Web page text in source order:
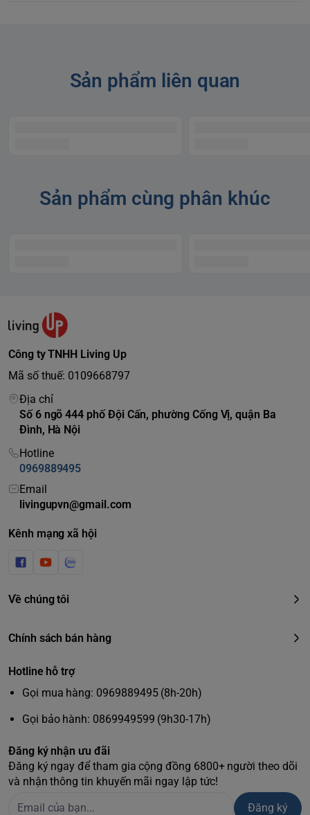
Đầu Tròn Làm Sạch Hơn
Đầu tròn Oral-B bao quanh từng kẽ răng giúp răng sạch hơn
và nướu khỏe mạnh hơn, loại bỏ nhiều mảng bám hơn đến
100% so với bàn chải đánh răng thông thường.
Răng Trắng Hơn Từ Ngày Đầu
Tiên*
PRO 3, ngoài chế độ Làm sạch hàng ngày và Nhạy cảm, đi
kèm với nó còn có chế độ làm sạch làm trắng chuyên
Sản phẩm liên quan
Sản phẩm cùng phân khúc
Công ty TNHH Living Up
Mã số thuế: 0109668797
Địa chỉ
Số 6 ngõ 444 phố Đội Cấn, phường Cống Vị, quận Ba
Đình, Hà Nội
Hotline
0969889495
Email
livingupvn@gmail.com
Kênh mạng xã hội
Về chúng tôi
Chính sách bán hàng
Hotline hỗ trợ
Gọi mua hàng: 0969889495 (8h-20h)
Gọi bảo hành: 0869949599 (9h30-17h)
Đăng ký nhận ưu đãi
Đăng ký ngay để tham gia cộng đồng 6800+ người theo dõi
và nhận thông tin khuyến mãi ngay lập tức!
Đăng ký